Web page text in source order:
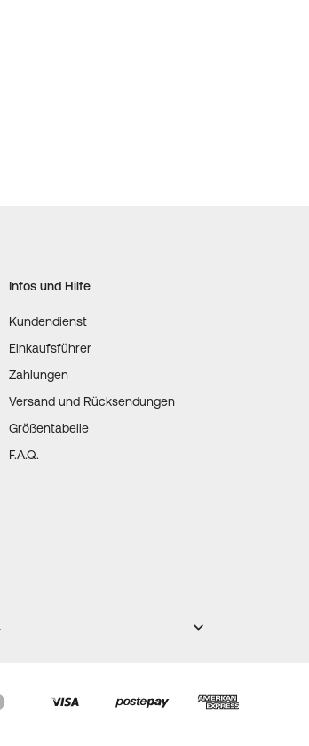
Infos und Hilfe
Kundendienst
Einkaufsführer
Zahlungen
Versand und Rücksendungen
Größentabelle
F.A.Q.